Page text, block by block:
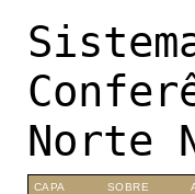
Norte
CAPA SOBRE